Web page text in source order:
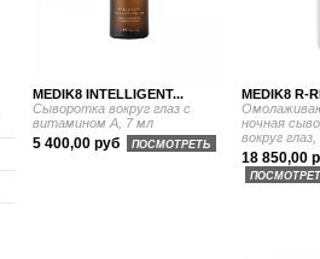
MEDIK8 INTELLIGENT...
Сыворотка вокруг глаз с
витамином А, 7 мл
5 400,00 руб ПОСМОТРЕТЬ
MEDIK8 R-
ночная
вокруг
18 850,00